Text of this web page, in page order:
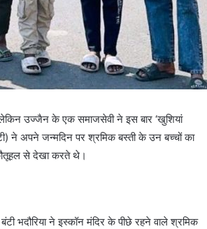
उज्जैन के एक समाजसेवी ने इस बार ‘खुशियां
ने अपने जन्मदिन पर श्रमिक बस्ती के उन बच्चों का
से देखा करते थे।
भदौरिया ने इस्कॉन मंदिर के पीछे रहने वाले श्रमिक